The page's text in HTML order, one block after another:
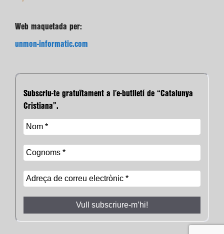
Web maquetada per:
unmon-informatic.com
Subscriu-te gratuïtament a l’e-butlletí de “Catalunya
Cristiana”.